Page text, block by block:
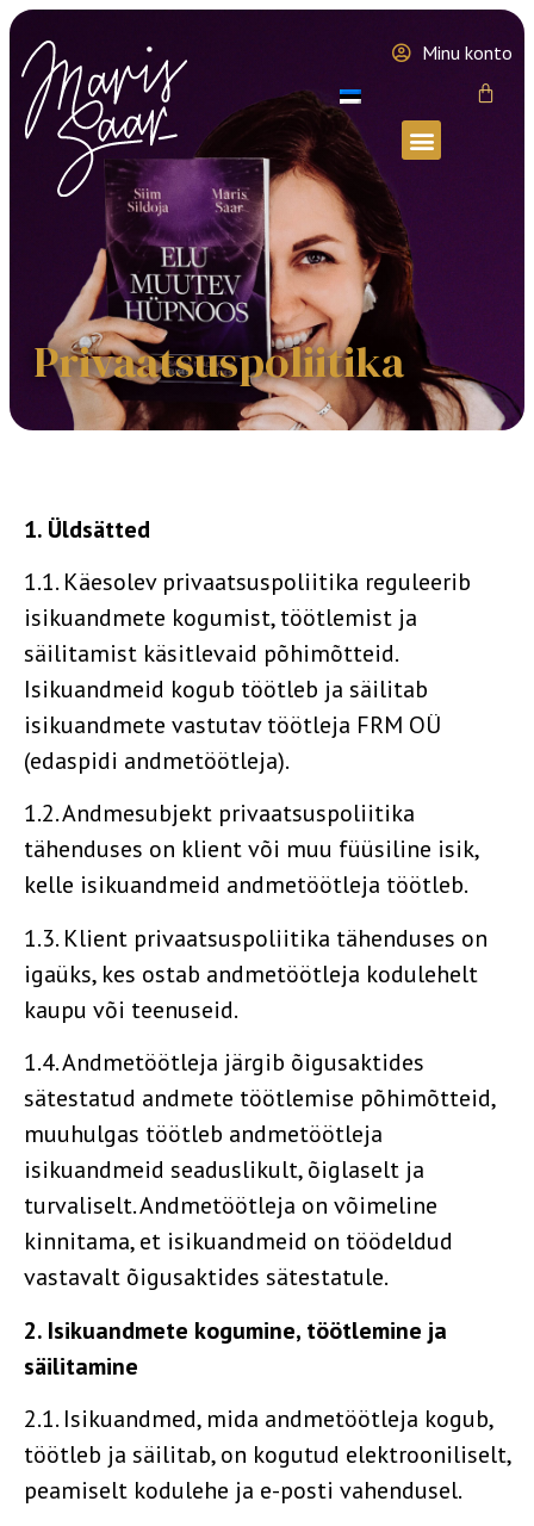
Minu konto
Privaatsuspoliitika
1. Üldsätted
1.1. Käesolev privaatsuspoliitika reguleerib
isikuandmete kogumist, töötlemist ja
säilitamist käsitlevaid põhimõtteid.
Isikuandmeid kogub töötleb ja säilitab
isikuandmete vastutav töötleja FRM OÜ
(edaspidi andmetöötleja).
1.2. Andmesubjekt privaatsuspoliitika
tähenduses on klient või muu füüsiline isik,
kelle isikuandmeid andmetöötleja töötleb.
1.3. Klient privaatsuspoliitika tähenduses on
igaüks, kes ostab andmetöötleja kodulehelt
kaupu või teenuseid.
1.4. Andmetöötleja järgib õigusaktides
sätestatud andmete töötlemise põhimõtteid,
muuhulgas töötleb andmetöötleja
isikuandmeid seaduslikult, õiglaselt ja
turvaliselt. Andmetöötleja on võimeline
kinnitama, et isikuandmeid on töödeldud
vastavalt õigusaktides sätestatule.
2. Isikuandmete kogumine, töötlemine ja
säilitamine
2.1. Isikuandmed, mida andmetöötleja kogub,
töötleb ja säilitab, on kogutud elektrooniliselt,
peamiselt kodulehe ja e-posti vahendusel.